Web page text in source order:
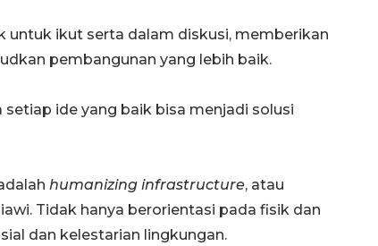
untuk ikut serta dalam diskusi, memberikan
pembangunan yang lebih baik.
ide yang baik bisa menjadi solusi
humanizing infrastructure, atau
Tidak hanya berorientasi pada fisik dan
dan kelestarian lingkungan.